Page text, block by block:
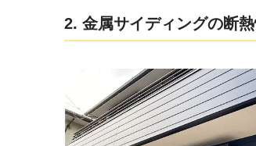
2. 金属サイディングの断